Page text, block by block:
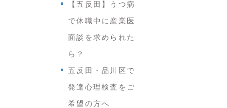
【五反田】うつ病
で休職中に産業医
面談を求められた
ら？
五反田・品川区で
発達心理検査をご
希望の方へ